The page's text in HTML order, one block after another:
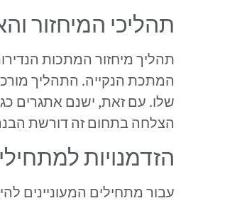
תהליכי המיחזור
תהליך מיחזור המתכות
המתכת הנקייה. התהליך
שלו. עם זאת, ישנם אתגרים
הצלחה בתחום זה דורשת
הזדמנויות
עבור מתחילים המעוניינים